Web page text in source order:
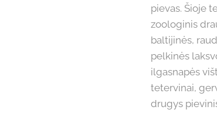
pievas. Šioje
zoologinis
baltijinės,
pelkinės
ilgasnapės
tetervinai,
drugys